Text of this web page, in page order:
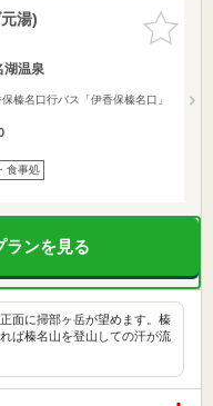
お気に入
りに追加
湯)
湖温泉
榛名口行バス「伊香保榛名口」
食事処
ランを見る
面に掃部ヶ岳が望めます。榛
ば榛名山を登山しての汗が流